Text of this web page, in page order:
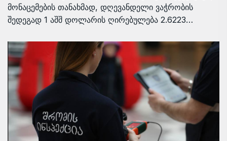
მონაცემების თანახმად, დღევანდელი ვაჭრობის
შედეგად 1 აშშ დოლარის ღირებულება 2.6223…